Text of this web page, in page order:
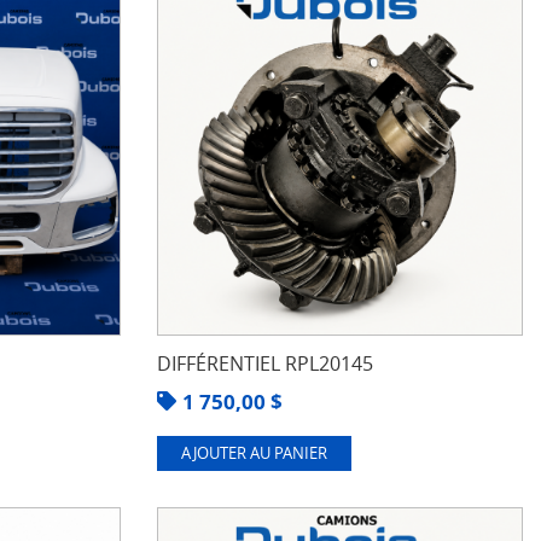
DIFFÉRENTIEL RPL20145
1 750,00 $
AJOUTER AU PANIER